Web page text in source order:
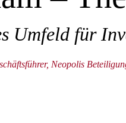
Umfeld für
Neopolis